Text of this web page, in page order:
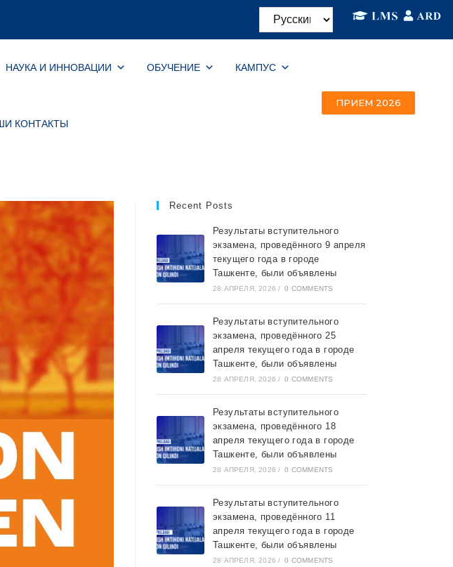
НАУКА И ИННОВАЦИИ ОБУЧЕНИЕ КАМПУС
КОНТАКТЫ
ПРИЕМ 2026
Recent Posts
Результаты вступительного
экзамена, проведённого 9 апреля
текущего года в городе
Ташкентe, были объявлены
28 АПРЕЛЯ, 2026 / 0 COMMENTS
Результаты вступительного
экзамена, проведённого 25
апреля текущего года в городе
Ташкентe, были объявлены
28 АПРЕЛЯ, 2026 / 0 COMMENTS
Результаты вступительного
экзамена, проведённого 18
апреля текущего года в городе
Ташкентe, были объявлены
28 АПРЕЛЯ, 2026 / 0 COMMENTS
Результаты вступительного
экзамена, проведённого 11
апреля текущего года в городе
Ташкентe, были объявлены
28 АПРЕЛЯ, 2026 / 0 COMMENTS